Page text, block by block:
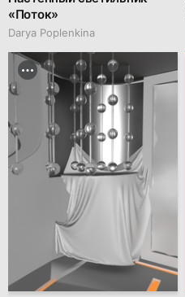
«Поток»
Darya Poplenkina